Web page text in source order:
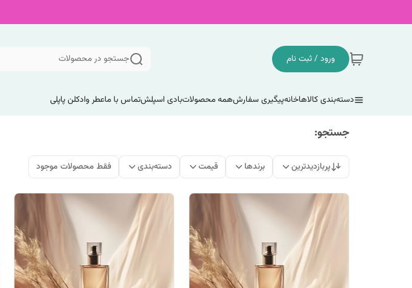
ورود / ثبت نام جستجو در محصولات
دسته‌بندی کالاهاخانهپیگیری سفارشهمه محصولاتبادی اسپلشتماس با ماعطر وادکلن پاپلی
جستجو:
پربازدیدترین برندها قیمت دسته‌بندی فقط محصولات موجود